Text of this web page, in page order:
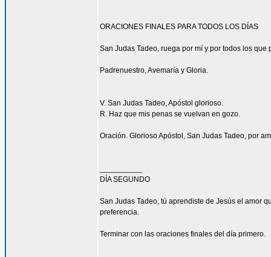
ORACIONES FINALES PARA TODOS LOS DÍAS
San Judas Tadeo, ruega por mí y por todos los que
Padrenuestro, Avemaría y Gloria.
V. San Judas Tadeo, Apóstol glorioso.
R. Haz que mis penas se vuelvan en gozo.
Oración. Glorioso Apóstol, San Judas Tadeo, por
DÍA SEGUNDO
San Judas Tadeo, tú aprendiste de Jesús el amor
preferencia.
Terminar con las oraciones finales del día primero.